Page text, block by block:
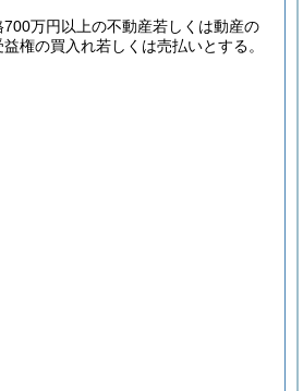
万円以上の不動産若しくは動産の
権の買入れ若しくは売払いとする。